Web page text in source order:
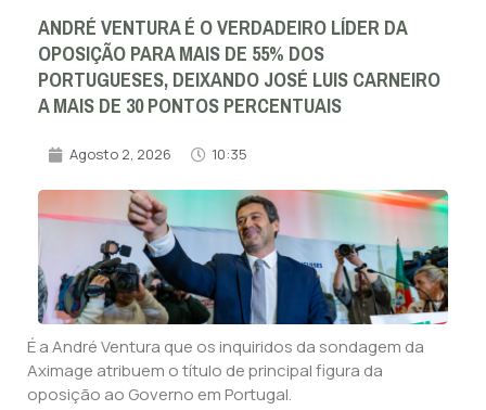
ANDRÉ VENTURA É O VERDADEIRO LÍDER DA
OPOSIÇÃO PARA MAIS DE 55% DOS
PORTUGUESES, DEIXANDO JOSÉ LUIS CARNEIRO
A MAIS DE 30 PONTOS PERCENTUAIS
Agosto 2, 2026 10:35
É a André Ventura que os inquiridos da sondagem da
Aximage atribuem o título de principal figura da
oposição ao Governo em Portugal.